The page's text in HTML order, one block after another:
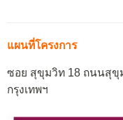
แผนที่โครงการ
ซอย สุขุมวิท 18 ถนนสุขุ
กรุงเทพฯ